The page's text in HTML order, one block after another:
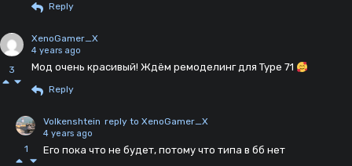
Reply
3
XenoGamer_X
4 years ago
Мод очень красивый! Ждём ремоделинг для Type 71
Reply
1
Volkenshtein reply to XenoGamer_X
4 years ago
Его пока что не будет, потому что типа в бб нет